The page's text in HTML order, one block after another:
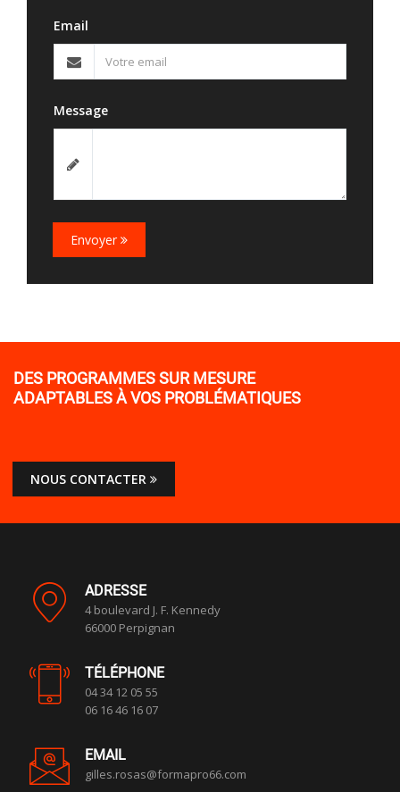
Email
Message
Envoyer
DES PROGRAMMES SUR MESURE
ADAPTABLES À VOS PROBLÉMATIQUES
NOUS CONTACTER
ADRESSE
4 boulevard J. F. Kennedy
66000 Perpignan
TÉLÉPHONE
04 34 12 05 55
06 16 46 16 07
EMAIL
gilles.rosas@formapro66.com